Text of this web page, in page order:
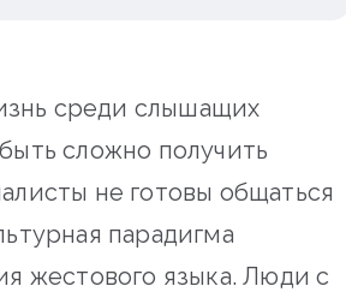
среди слышащих
сложно получить
не готовы общаться
парадигма
жестового языка. Люди с